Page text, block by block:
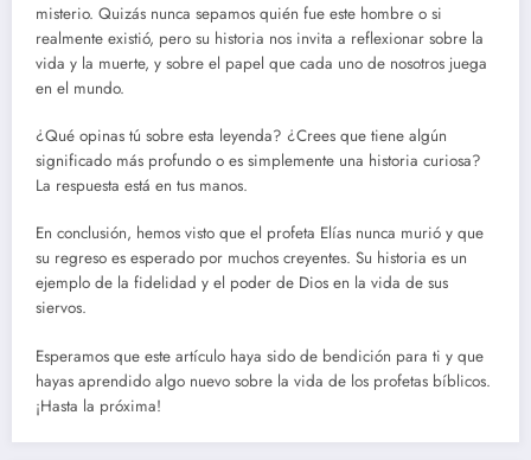
misterio. Quizás nunca sepamos quién fue este hombre o si
realmente existió, pero su historia nos invita a reflexionar sobre la
vida y la muerte, y sobre el papel que cada uno de nosotros juega
en el mundo.
¿Qué opinas tú sobre esta leyenda? ¿Crees que tiene algún
significado más profundo o es simplemente una historia curiosa?
La respuesta está en tus manos.
En conclusión, hemos visto que el profeta Elías nunca murió y que
su regreso es esperado por muchos creyentes. Su historia es un
ejemplo de la fidelidad y el poder de Dios en la vida de sus
siervos.
Esperamos que este artículo haya sido de bendición para ti y que
hayas aprendido algo nuevo sobre la vida de los profetas bíblicos.
¡Hasta la próxima!